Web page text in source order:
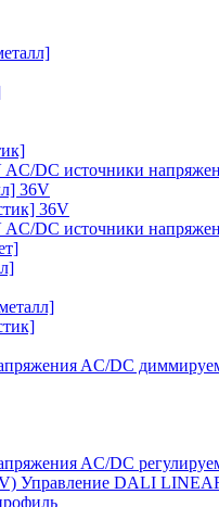
AC/DC источники
36V
36V
AC/DC источники
AC/DC
AC/DC
Управление DALI